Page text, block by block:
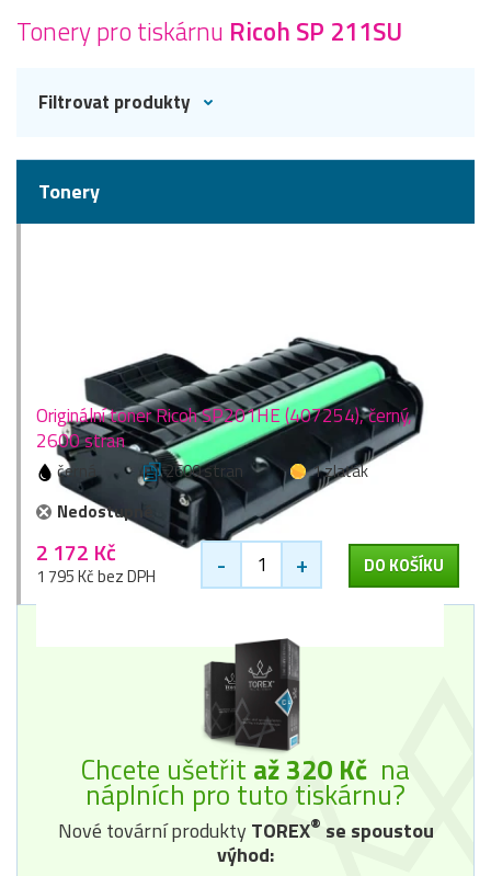
Tonery pro tiskárnu Ricoh SP 211SU
Filtrovat produkty
Tonery
Originální toner Ricoh SP201HE (407254), černý,
2600 stran
černá 2600 stran
1 zlaťák
Nedostupné
2 172 Kč
1 795 Kč bez DPH - + DO KOŠÍKU
Chcete ušetřit až 320 Kč na
náplních pro tuto tiskárnu?
Nové tovární produktyTOREX® se spoustou
výhod: